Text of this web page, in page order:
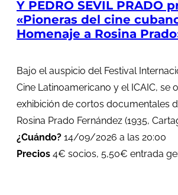
Y PEDRO SEVIL PRADO
«Pioneras del cine
Homenaje a Rosina
Bajo el auspicio del Festival
Cine Latinoamericano y el ICAIC, se
exhibición de cortos documentales
Rosina Prado Fernández (1935,
¿Cuándo? 14/09/2026 a las 20:00
Precios 4€ socios, 5,50€ entrada